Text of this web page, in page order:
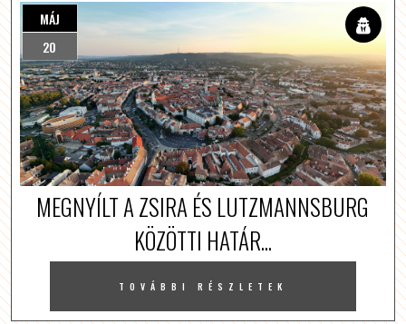
MÁJ
20
MEGNYÍLT A ZSIRA ÉS LUTZMANNSBURG
KÖZÖTTI HATÁR...
TOVÁBBI RÉSZLETEK